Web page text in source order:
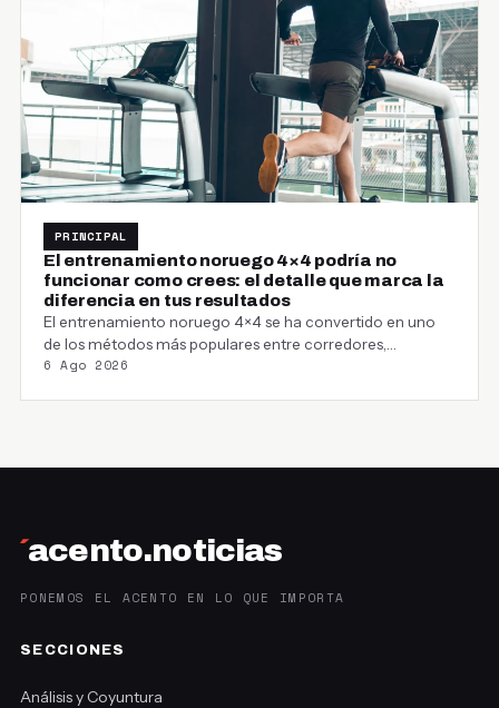
PRINCIPAL
El entrenamiento noruego 4×4 podría no
funcionar como crees: el detalle que marca la
diferencia en tus resultados
El entrenamiento noruego 4×4 se ha convertido en uno
de los métodos más populares entre corredores,…
6 Ago 2026
´acento.noticias
PONEMOS EL ACENTO EN LO QUE IMPORTA
SECCIONES
Análisis y Coyuntura